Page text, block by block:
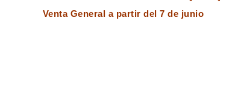
Venta General a partir del 7 de junio